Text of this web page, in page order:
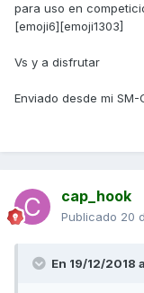
para uso en
[emoji6][emoji1303]
Vs y a disfrutar
Enviado desde mi
cap_hook
Publicado 20
En 19/12/2018